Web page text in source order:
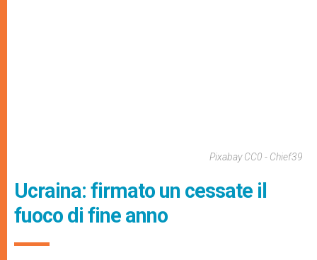
Pixabay CC0 - Chief39
Ucraina: firmato un cessate il
fuoco di fine anno